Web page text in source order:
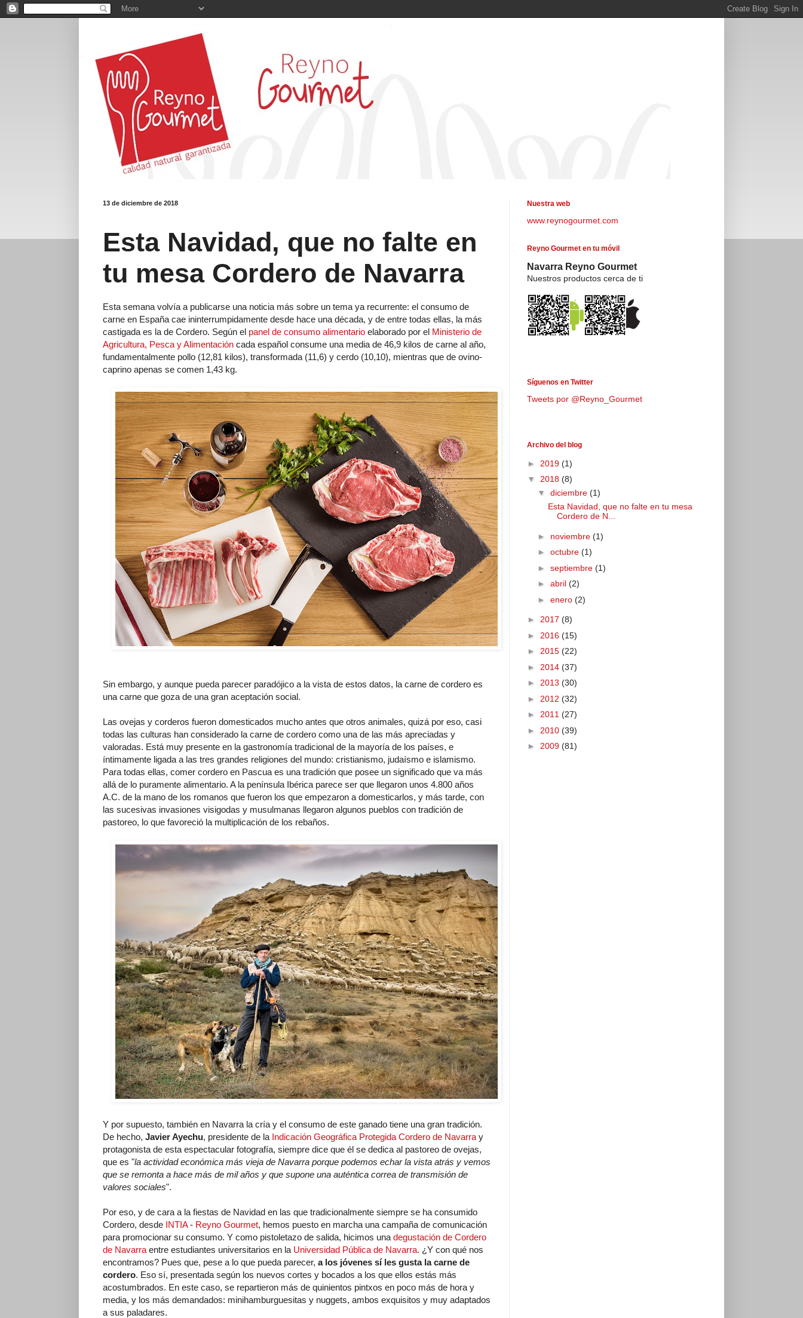
13 de diciembre de 2018
Esta Navidad, que no falte en
tu mesa Cordero de Navarra
Esta semana volvía a publicarse una noticia más sobre un tema ya recurrente: el consumo de
carne en España cae ininterrumpidamente desde hace una década, y de entre todas ellas, la más
castigada es la de Cordero. Según el panel de consumo alimentario elaborado por el Ministerio de
Agricultura, Pesca y Alimentación cada español consume una media de 46,9 kilos de carne al año,
fundamentalmente pollo (12,81 kilos), transformada (11,6) y cerdo (10,10), mientras que de ovino-
caprino apenas se comen 1,43 kg.
Sin embargo, y aunque pueda parecer paradójico a la vista de estos datos, la carne de cordero es
una carne que goza de una gran aceptación social.
Las ovejas y corderos fueron domesticados mucho antes que otros animales, quizá por eso, casi
todas las culturas han considerado la carne de cordero como una de las más apreciadas y
valoradas. Está muy presente en la gastronomía tradicional de la mayoría de los países, e
íntimamente ligada a las tres grandes religiones del mundo: cristianismo, judaísmo e islamismo.
Para todas ellas, comer cordero en Pascua es una tradición que posee un significado que va más
allá de lo puramente alimentario. A la península Ibérica parece ser que llegaron unos 4.800 años
A.C. de la mano de los romanos que fueron los que empezaron a domesticarlos, y más tarde, con
las sucesivas invasiones visigodas y musulmanas llegaron algunos pueblos con tradición de
pastoreo, lo que favoreció la multiplicación de los rebaños.
Y por supuesto, también en Navarra la cría y el consumo de este ganado tiene una gran tradición.
De hecho, Javier Ayechu, presidente de la Indicación Geográfica Protegida Cordero de Navarra y
protagonista de esta espectacular fotografía, siempre dice que él se dedica al pastoreo de ovejas,
que es "la actividad económica más vieja de Navarra porque podemos echar la vista atrás y vemos
que se remonta a hace más de mil años y que supone una auténtica correa de transmisión de
valores sociales".
Por eso, y de cara a la fiestas de Navidad en las que tradicionalmente siempre se ha consumido
Cordero, desde INTIA- Reyno Gourmet, hemos puesto en marcha una campaña de comunicación
para promocionar su consumo. Y como pistoletazo de salida, hicimos una degustación de Cordero
de Navarra entre estudiantes universitarios en la Universidad Pública de Navarra. ¿Y con qué nos
encontramos? Pues que, pese a lo que pueda parecer, a los jóvenes sí les gusta la carne de
cordero. Eso sí, presentada según los nuevos cortes y bocados a los que ellos estás más
acostumbrados. En este caso, se repartieron más de quinientos pintxos en poco más de hora y
media, y los más demandados: minihamburguesitas y nuggets, ambos exquisitos y muy adaptados
a sus paladares.
Nuestra web
www.reynogourmet.com
Reyno Gourmet en tu móvil
Navarra Reyno Gourmet
Nuestros productos cerca de ti
Síguenos en Twitter
Tweets por @Reyno_Gourmet
Archivo del blog
► 2019 (1)
▼ 2018 (8)
▼ diciembre (1)
Esta Navidad, que no falte en tu mesa
Cordero de N...
► noviembre (1)
► octubre (1)
► septiembre (1)
► abril (2)
► enero (2)
► 2017 (8)
► 2016 (15)
► 2015 (22)
► 2014 (37)
► 2013 (30)
► 2012 (32)
► 2011 (27)
► 2010 (39)
► 2009 (81)